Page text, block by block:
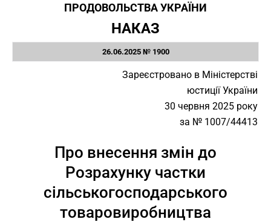
ПРОДОВОЛЬСТВА УКРАЇНИ
НАКАЗ
26.06.2025 № 1900
Зареєстровано в Міністерстві
юстиції України
30 червня 2025 року
за № 1007/44413
Про внесення змін до
Розрахунку частки
сільськогосподарського
товаровиробництва